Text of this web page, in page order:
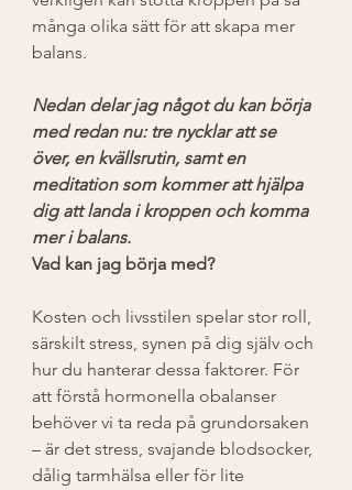
många olika sätt för att skapa mer
balans.
Nedan delar jag något du kan börja
med redan nu: tre nycklar att se
över, en kvällsrutin, samt en
meditation som kommer att hjälpa
dig att landa i kroppen och komma
mer i balans.
Vad kan jag börja med?
Kosten och livsstilen spelar stor roll,
särskilt stress, synen på dig själv och
hur du hanterar dessa faktorer. För
att förstå hormonella obalanser
behöver vi ta reda på grundorsaken
– är det stress, svajande blodsocker,
dålig tarmhälsa eller för lite